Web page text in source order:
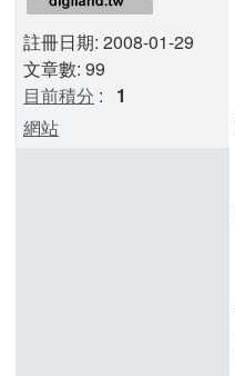
註冊日期: 2008-01-29
文章數: 99
目前積分 : 1
網站